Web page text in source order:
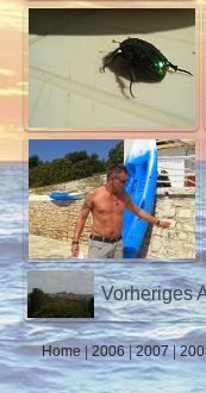
Vorheriges
Home |2006|2007|